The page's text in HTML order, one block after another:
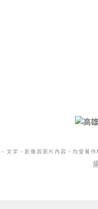
文字、影像與影片內容，均受著